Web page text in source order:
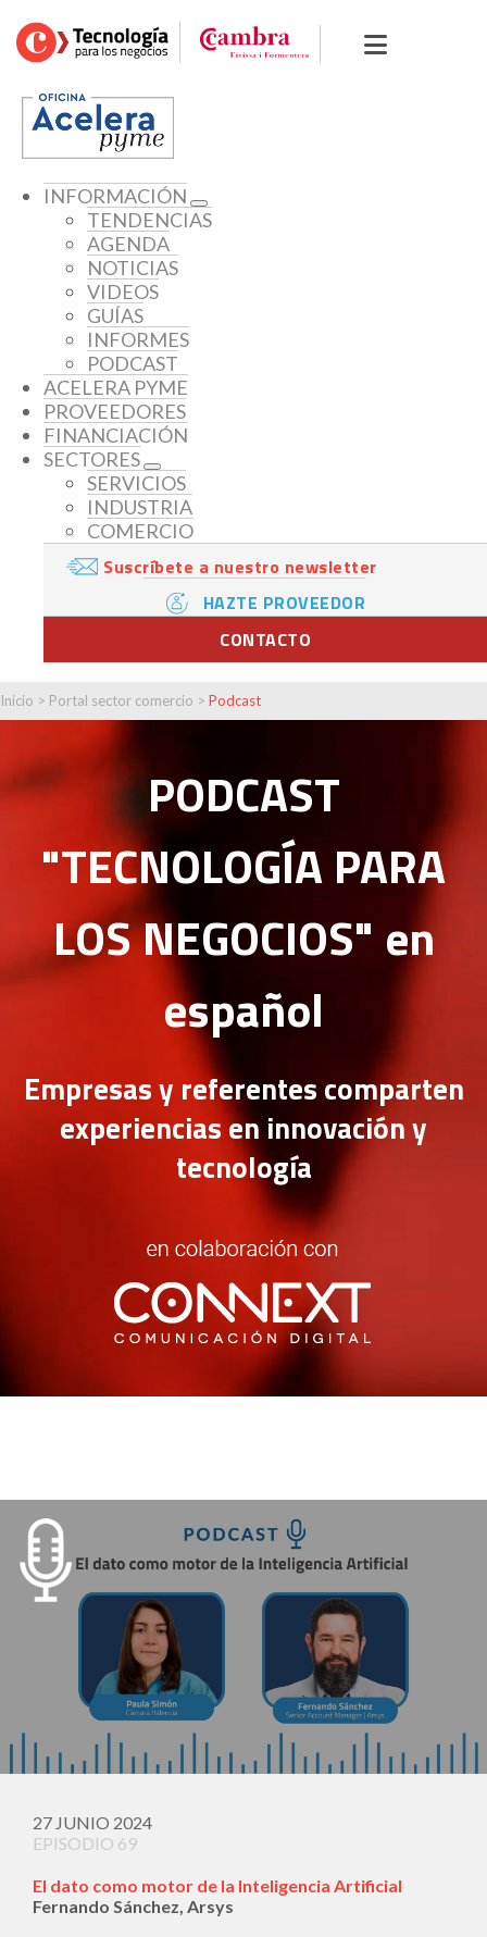
INFORMACIÓN
TENDENCIAS
AGENDA
NOTICIAS
VIDEOS
GUÍAS
INFORMES
PODCAST
ACELERA PYME
PROVEEDORES
FINANCIACIÓN
SECTORES
SERVICIOS
INDUSTRIA
COMERCIO
Suscríbete a nuestro newsletter
HAZTE PROVEEDOR
CONTACTO
Inicio > Portal sector comercio > Podcast
PODCAST
"TECNOLOGÍA PARA
LOS NEGOCIOS" en
español
Empresas y referentes comparten
experiencias en innovación y
tecnología
27 JUNIO 2024
EPISODIO 69
El dato como motor de la Inteligencia Artificial
Fernando Sánchez, Arsys